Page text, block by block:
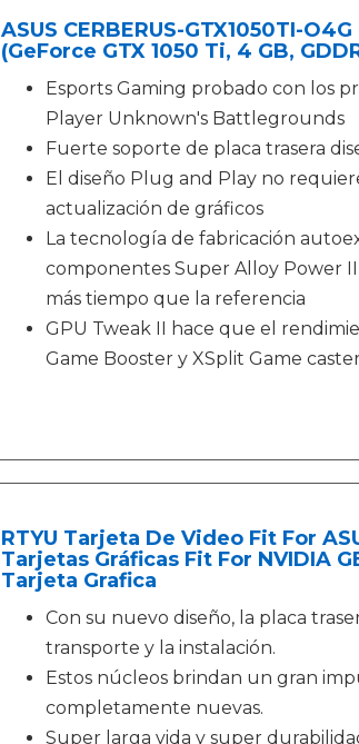
ASUS CERBERUS-GTX1050TI-
(GeForce GTX 1050 Ti, 4 GB,
Esports Gaming probado con los
Player Unknown's Battlegrounds
Fuerte soporte de placa trasera
El diseño Plug and Play no
actualización de gráficos
La tecnología de fabricación
componentes Super Alloy Power
más tiempo que la referencia
GPU Tweak II hace que el
Game Booster y XSplit Game
RTYU Tarjeta De Video Fit For
Tarjetas Gráficas Fit For NVIDIA
Tarjeta Grafica
Con su nuevo diseño, la placa
transporte y la instalación.
Estos núcleos brindan un gran
completamente nuevas.
Super larga vida y super